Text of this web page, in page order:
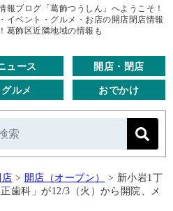
報ブログ「葛飾つうしん」へようこそ！
イベント・グルメ・お店の開店閉店情報
葛飾区近隣地域の情報も
ュース 開店・閉店
グルメ おでかけ
店 > 開店（オープン） > 新小岩1丁
歯科」が12/3（火）から開院、メ